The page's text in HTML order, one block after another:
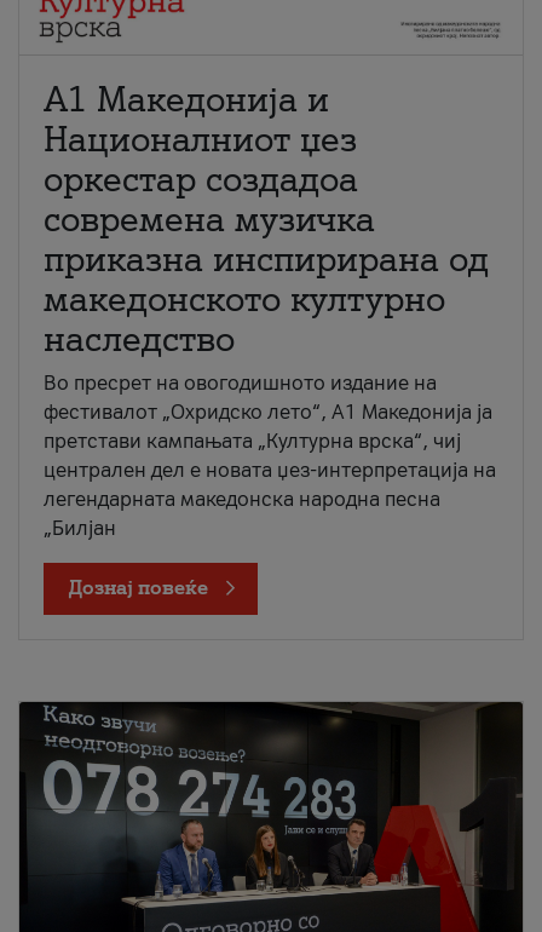
А1 Македонија и
Националниот џез
оркестар создадоа
современа музичка
приказна инспирирана од
македонското културно
наследство
Во пресрет на овогодишното издание на
фестивалот „Охридско лето“, А1 Македонија ја
претстави кампањата „Културна врска“, чиј
централен дел е новата џез-интерпретација на
легендарната македонска народна песна
„Билјан
Дознај повеќе